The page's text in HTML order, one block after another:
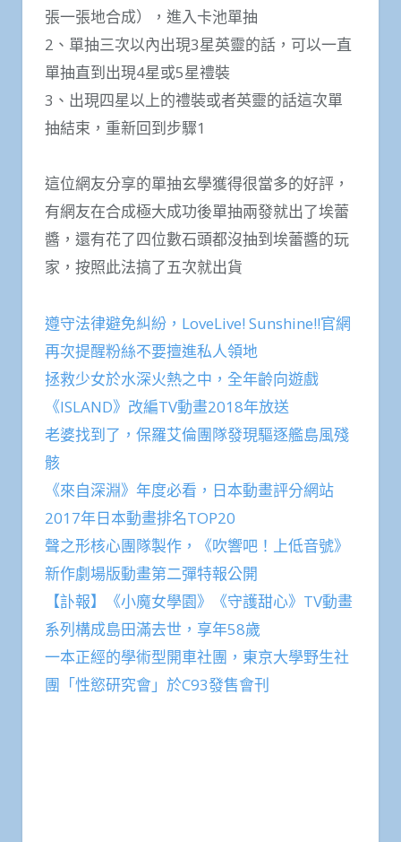
張一張地合成），進入卡池單抽
2、單抽三次以內出現3星英靈的話，可以一直
單抽直到出現4星或5星禮裝
3、出現四星以上的禮裝或者英靈的話這次單
抽結束，重新回到步驟1
這位網友分享的單抽玄學獲得很當多的好評，
有網友在合成極大成功後單抽兩發就出了埃蕾
醬，還有花了四位數石頭都沒抽到埃蕾醬的玩
家，按照此法搞了五次就出貨
遵守法律避免糾紛，LoveLive! Sunshine!!官網
再次提醒粉絲不要擅進私人領地
拯救少女於水深火熱之中，全年齡向遊戲
《ISLAND》改編TV動畫2018年放送
老婆找到了，保羅艾倫團隊發現驅逐艦島風殘
骸
《來自深淵》年度必看，日本動畫評分網站
2017年日本動畫排名TOP20
聲之形核心團隊製作，《吹響吧！上低音號》
新作劇場版動畫第二彈特報公開
【訃報】《小魔女學園》《守護甜心》TV動畫
系列構成島田滿去世，享年58歲
一本正經的學術型開車社團，東京大學野生社
團「性慾研究會」於C93發售會刊